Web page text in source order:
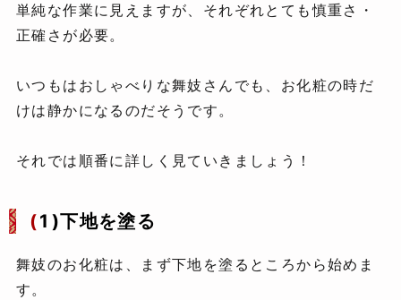
単純な作業に見えますが、それぞれとても慎重さ・
正確さが必要。
いつもはおしゃべりな舞妓さんでも、お化粧の時だ
けは静かになるのだそうです。
それでは順番に詳しく見ていきましょう！
(1)下地を塗る
舞妓のお化粧は、まず下地を塗るところから始めま
す。